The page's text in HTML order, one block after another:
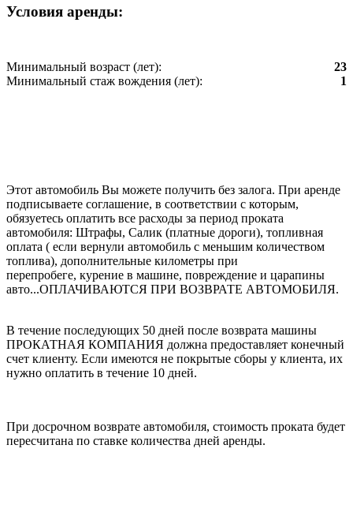
Условия аренды:
Минимальный возраст (лет):
23
Минимальный стаж вождения (лет):
1
Этот автомобиль Вы можете получить без залога. При аренде
подписываете соглашение, в соответствии с которым,
обязуетесь оплатить все расходы за период проката
автомобиля: Штрафы, Салик (платные дороги), топливная
оплата ( если вернули автомобиль с меньшим количеством
топлива), дополнительные километры при
перепробеге, курение в машине, повреждение и царапины
авто...ОПЛАЧИВАЮТСЯ ПРИ ВОЗВРАТЕ АВТОМОБИЛЯ.
В течение последующих 50 дней после возврата машины
ПРОКАТНАЯ КОМПАНИЯ должна предоставляет конечный
счет клиенту. Если имеются не покрытые сборы у клиента, их
нужно оплатить в течение 10 дней.
При досрочном возврате автомобиля, стоимость проката будет
пересчитана по ставке количества дней аренды.